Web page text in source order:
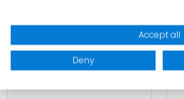
99,90 € 199,90 €
Inkl. MwSt.,zzgl.
Accept all
Deny